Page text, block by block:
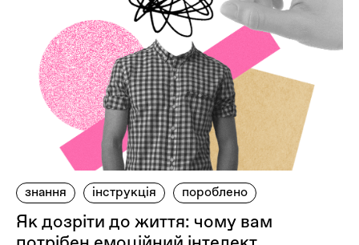
знання інструкція пороблено
Як дозріти до життя: чому вам